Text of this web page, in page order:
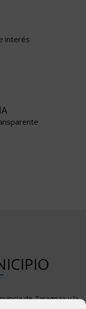
interés
de Zaragoza y la